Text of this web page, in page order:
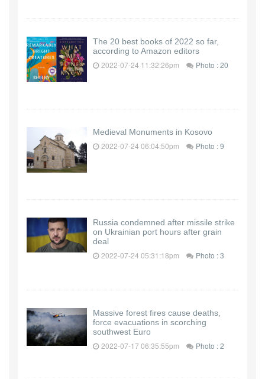
The 20 best books of 2022 so far,
according to Amazon editors
2022-07-24 11:32:26pm Photo : 20
Medieval Monuments in Kosovo
2022-07-24 06:04:50pm Photo : 9
Russia condemned after missile strike
on Ukrainian port hours after grain
deal
2022-07-24 05:31:18pm Photo : 3
Massive forest fires cause deaths,
force evacuations in scorching
southwest Euro
2022-07-17 06:35:55pm Photo : 2